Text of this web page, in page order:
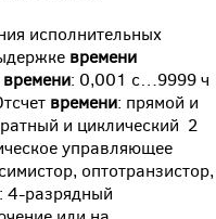
исполнительных
времени
времени: 0,001 с…9999 ч
времени: прямой и
и циклический 2
управляющее
оптотранзистор,
4-разрядный